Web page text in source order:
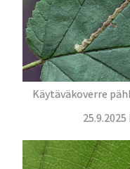
Käytäväkoverre